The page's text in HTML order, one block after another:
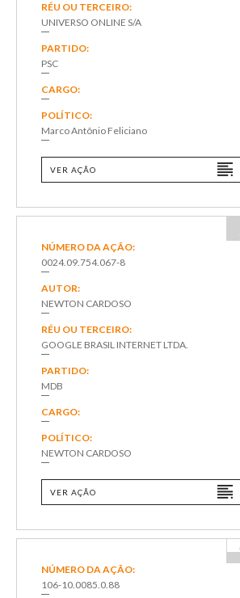
RÉU OU TERCEIRO:
UNIVERSO ONLINE S/A
PARTIDO:
PSC
CARGO:
POLÍTICO:
Marco Antônio Feliciano
VER AÇÃO
NÚMERO DA AÇÃO:
0024.09.754.067-8
AUTOR:
NEWTON CARDOSO
RÉU OU TERCEIRO:
GOOGLE BRASIL INTERNET LTDA.
PARTIDO:
MDB
CARGO:
POLÍTICO:
NEWTON CARDOSO
VER AÇÃO
NÚMERO DA AÇÃO:
106-10.0085.0.88